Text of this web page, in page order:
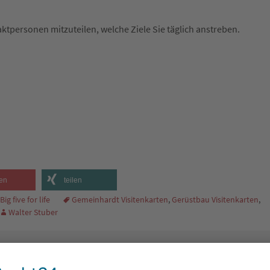
mitzuteilen, welche Ziele Sie täglich anstreben.
teilen
Big five for life Gemeinhardt Visitenkarten, Gerüstbau Visitenkarten,
Walter Stuber